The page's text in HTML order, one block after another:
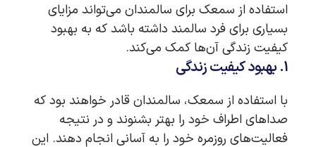
استفاده از سمعک برای سالمندان می‌تواند مزایای
بسیاری برای فرد سالمند داشته باشد که به بهبود
کیفیت زندگی آن‌ها کمک می‌کند.
1. بهبود کیفیت زندگی
با استفاده از سمعک، سالمندان قادر خواهند بود که
صداهای اطراف خود را بهتر بشنوند و در نتیجه
فعالیت‌های روزمره خود را به آسانی انجام دهند. این